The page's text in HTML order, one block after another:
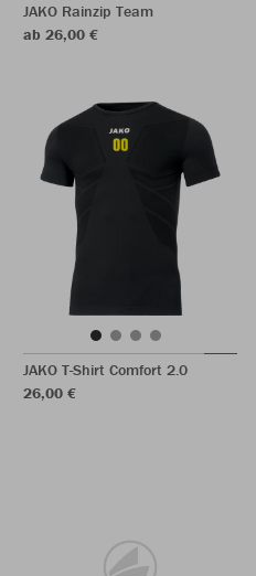
JAKO Rainzip Team
ab 26,00 €
JAKO T-Shirt Comfort 2.0
26,00 €